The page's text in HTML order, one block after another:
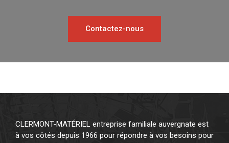
Contactez-nous
CLERMONT-MATÉRIEL entreprise familiale auvergnate est
à vos côtés depuis 1966 pour répondre à vos besoins pour